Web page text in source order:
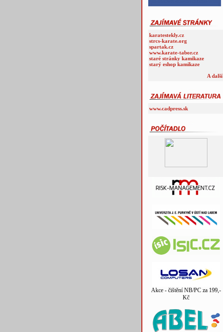
karatestekly.cz
strcs-karate.org
spartak.cz
www.karate-tabor.cz
staré stránky kamikaze
starý eshop kamikaze
A další
www.cadpress.sk
Akce - čištění NB/PC za 199,-
Kč